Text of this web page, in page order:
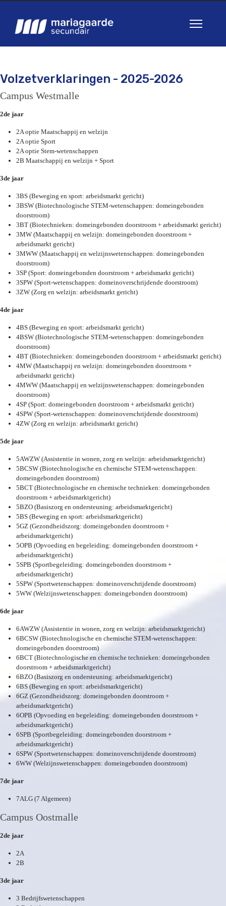
Volzetverklaringen - 2025-2026
Campus Westmalle
2de jaar
2A optie Maatschappij en welzijn
2A optie Sport
2A optie Stem-wetenschappen
2B Maatschappij en welzijn + Sport
3de jaar
3BS (Beweging en sport: arbeidsmarkt gericht)
3BSW (Biotechnologische STEM-wetenschappen: domeingebonden
doorstroom)
3BT (Biotechnieken: domeingebonden doorstroom + arbeidsmarkt gericht)
3MW (Maatschappij en welzijn: domeingebonden doorstroom +
arbeidsmarkt gericht)
3MWW (Maatschappij en welzijnswetenschappen: domeingebonden
doorstroom)
3SP (Sport: domeingebonden doorstroom + arbeidsmarkt gericht)
3SPW (Sport-wetenschappen: domeinoverschrijdende doorstroom)
3ZW (Zorg en welzijn: arbeidsmarkt gericht)
4de jaar
4BS (Beweging en sport: arbeidsmarkt gericht)
4BSW (Biotechnologische STEM-wetenschappen: domeingebonden
doorstroom)
4BT (Biotechnieken: domeingebonden doorstroom + arbeidsmarkt gericht)
4MW (Maatschappij en welzijn: domeingebonden doorstroom +
arbeidsmarkt gericht)
4MWW (Maatschappij en welzijnswetenschappen: domeingebonden
doorstroom)
4SP (Sport: domeingebonden doorstroom + arbeidsmarkt gericht)
4SPW (Sport-wetenschappen: domeinoverschrijdende doorstroom)
4ZW (Zorg en welzijn: arbeidsmarkt gericht)
5de jaar
5AWZW (Assistentie in wonen, zorg en welzijn: arbeidsmarktgericht)
5BCSW (Biotechnologische en chemische STEM-wetenschappen:
domeingebonden doorstroom)
5BCT (Biotechnologische en chemische technieken: domeingebonden
doorstroom + arbeidsmarktgericht)
5BZO (Basiszorg en ondersteuning: arbeidsmarktgericht)
5BS (Beweging en sport: arbeidsmarktgericht)
5GZ (Gezondheidszorg: domeingebonden doorstroom +
arbeidsmarktgericht)
5OPB (Opvoeding en begeleiding: domeingebonden doorstroom +
arbeidsmarktgericht)
5SPB (Sportbegeleiding: domeingebonden doorstroom +
arbeidsmarktgericht)
5SPW (Sportwetenschappen: domeinoverschrijdende doorstroom)
5WW (Welzijnswetenschappen: domeingebonden doorstroom)
6de jaar
6AWZW (Assistentie in wonen, zorg en welzijn: arbeidsmarktgericht)
6BCSW (Biotechnologische en chemische STEM-wetenschappen:
domeingebonden doorstroom)
6BCT (Biotechnologische en chemische technieken: domeingebonden
doorstroom + arbeidsmarktgericht)
6BZO (Basiszorg en ondersteuning: arbeidsmarktgericht)
6BS (Beweging en sport: arbeidsmarktgericht)
6GZ (Gezondheidszorg: domeingebonden doorstroom +
arbeidsmarktgericht)
6OPB (Opvoeding en begeleiding: domeingebonden doorstroom +
arbeidsmarktgericht)
6SPB (Sportbegeleiding: domeingebonden doorstroom +
arbeidsmarktgericht)
6SPW (Sportwetenschappen: domeinoverschrijdende doorstroom)
6WW (Welzijnswetenschappen: domeingebonden doorstroom)
7de jaar
7ALG (7 Algemeen)
Campus Oostmalle
2de jaar
2A
2B
3de jaar
3 Bedrijfswetenschappen